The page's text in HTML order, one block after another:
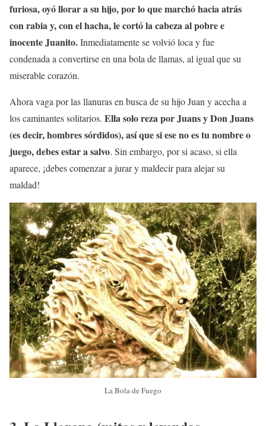
furiosa, oyó llorar a su hijo, por lo que marchó hacia atrás
con rabia y, con el hacha, le cortó la cabeza al pobre e
inocente Juanito.Inmediatamente se volvió loca y fue
condenada a convertirse en una bola de llamas, al igual que su
miserable corazón.
Ahora vaga por las llanuras en busca de su hijo Juan y acecha a
los caminantes solitarios. Ella solo reza por Juans y Don Juans
(es decir, hombres sórdidos), así que si ese no es tu nombre o
juego, debes estar a salvo. Sin embargo, por si acaso, si ella
aparece, ¡debes comenzar a jurar y maldecir para alejar su
maldad!
La Bola de Fuego